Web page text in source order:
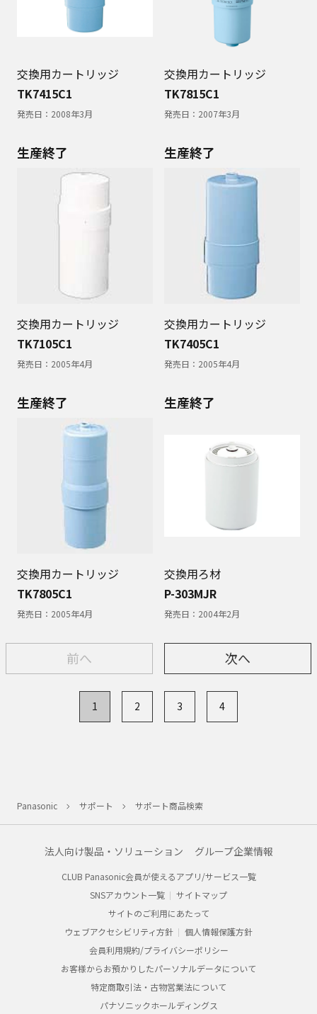
交換用カートリッジ
TK7415C1
発売日： 2008年3月
交換用カートリッジ
TK7815C1
発売日： 2007年3月
生産終了
交換用カートリッジ
TK7105C1
発売日： 2005年4月
生産終了
交換用カートリッジ
TK7405C1
発売日： 2005年4月
生産終了
交換用カートリッジ
TK7805C1
発売日： 2005年4月
生産終了
交換用ろ材
P-303MJR
発売日： 2004年2月
前へ
1 2 3 4
次へ
Panasonic サポート サポート商品検索
法人向け製品・ソリューション グループ企業情報
CLUB Panasonic会員が使えるアプリ/サービス一覧
SNSアカウント一覧
サイトマップ
サイトのご利用にあたって
ウェブアクセシビリティ方針
個人情報保護方針
会員利用規約/プライバシーポリシー
お客様からお預かりしたパーソナルデータについて
特定商取引法・古物営業法について
パナソニックホールディングス